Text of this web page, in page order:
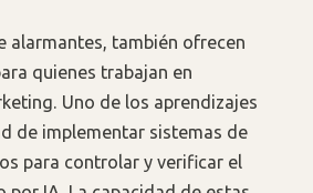
alarmantes, también ofrecen
quienes trabajan en
Uno de los aprendizajes
de implementar sistemas de
para controlar y verificar el